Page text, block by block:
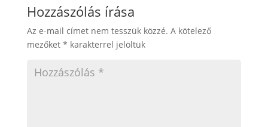
Hozzászólás írása
Az e-mail címet nem tesszük közzé. A kötelező
mezőket * karakterrel jelöltük